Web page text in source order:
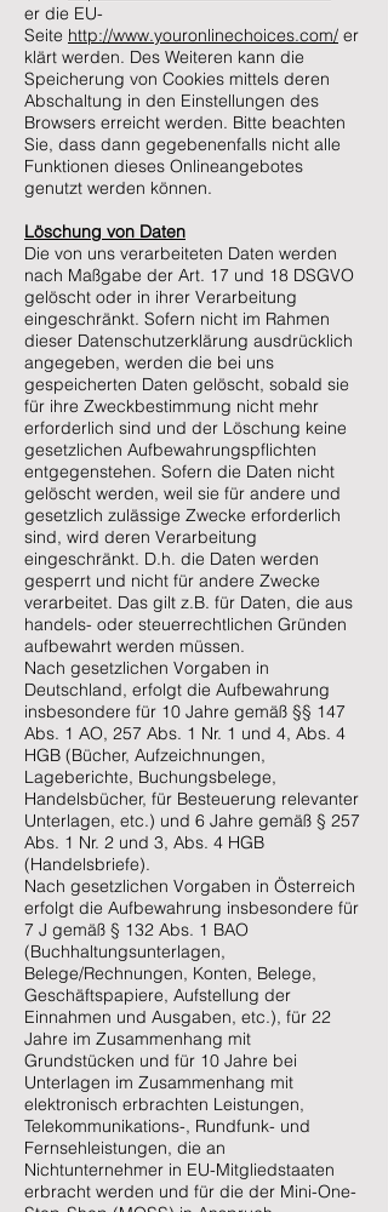
er die EU-
Seite http://www.youronlinechoices.com/ er
klärt werden. Des Weiteren kann die
Speicherung von Cookies mittels deren
Abschaltung in den Einstellungen des
Browsers erreicht werden. Bitte beachten
Sie, dass dann gegebenenfalls nicht alle
Funktionen dieses Onlineangebotes
genutzt werden können.
Löschung von Daten
Die von uns verarbeiteten Daten werden
nach Maßgabe der Art. 17 und 18 DSGVO
gelöscht oder in ihrer Verarbeitung
eingeschränkt. Sofern nicht im Rahmen
dieser Datenschutzerklärung ausdrücklich
angegeben, werden die bei uns
gespeicherten Daten gelöscht, sobald sie
für ihre Zweckbestimmung nicht mehr
erforderlich sind und der Löschung keine
gesetzlichen Aufbewahrungspflichten
entgegenstehen. Sofern die Daten nicht
gelöscht werden, weil sie für andere und
gesetzlich zulässige Zwecke erforderlich
sind, wird deren Verarbeitung
eingeschränkt. D.h. die Daten werden
gesperrt und nicht für andere Zwecke
verarbeitet. Das gilt z.B. für Daten, die aus
handels- oder steuerrechtlichen Gründen
aufbewahrt werden müssen.
Nach gesetzlichen Vorgaben in
Deutschland, erfolgt die Aufbewahrung
insbesondere für 10 Jahre gemäß §§ 147
Abs. 1 AO, 257 Abs. 1 Nr. 1 und 4, Abs. 4
HGB (Bücher, Aufzeichnungen,
Lageberichte, Buchungsbelege,
Handelsbücher, für Besteuerung relevanter
Unterlagen, etc.) und 6 Jahre gemäß § 257
Abs. 1 Nr. 2 und 3, Abs. 4 HGB
(Handelsbriefe).
Nach gesetzlichen Vorgaben in Österreich
erfolgt die Aufbewahrung insbesondere für
7 J gemäß § 132 Abs. 1 BAO
(Buchhaltungsunterlagen,
Belege/Rechnungen, Konten, Belege,
Geschäftspapiere, Aufstellung der
Einnahmen und Ausgaben, etc.), für 22
Jahre im Zusammenhang mit
Grundstücken und für 10 Jahre bei
Unterlagen im Zusammenhang mit
elektronisch erbrachten Leistungen,
Telekommunikations-, Rundfunk- und
Fernsehleistungen, die an
Nichtunternehmer in EU-Mitgliedstaaten
erbracht werden und für die der Mini-One-